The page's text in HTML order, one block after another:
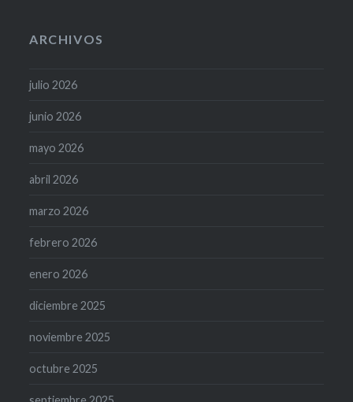
ARCHIVOS
julio 2026
junio 2026
mayo 2026
abril 2026
marzo 2026
febrero 2026
enero 2026
diciembre 2025
noviembre 2025
octubre 2025